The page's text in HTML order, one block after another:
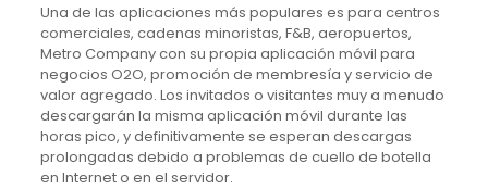
Una de las aplicaciones más populares es para centros
comerciales, cadenas minoristas, F&B, aeropuertos,
Metro Company con su propia aplicación móvil para
negocios O2O, promoción de membresía y servicio de
valor agregado. Los invitados o visitantes muy a menudo
descargarán la misma aplicación móvil durante las
horas pico, y definitivamente se esperan descargas
prolongadas debido a problemas de cuello de botella
en Internet o en el servidor.